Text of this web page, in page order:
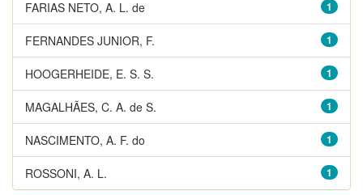
1
FARIAS NETO, A. L. de
1
FERNANDES JUNIOR, F.
1
HOOGERHEIDE, E. S. S.
1
MAGALHÃES, C. A. de S.
1
NASCIMENTO, A. F. do
1
ROSSONI, A. L.